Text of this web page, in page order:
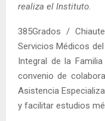
realiza el Instituto.
385Grados /
Servicios Médicos
Integral de la
convenio de
Asistencia
y facilitar estudios